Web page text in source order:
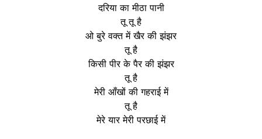
दरिया का मीठा पानी
तू तू है
ओ बुरे वक्त में खैर की झंझर
तू है
किसी पीर के पैर की झंझर
तू है
मेरी आँखों की गहराई में
तू है
मेरे यार मेरी परछाई में